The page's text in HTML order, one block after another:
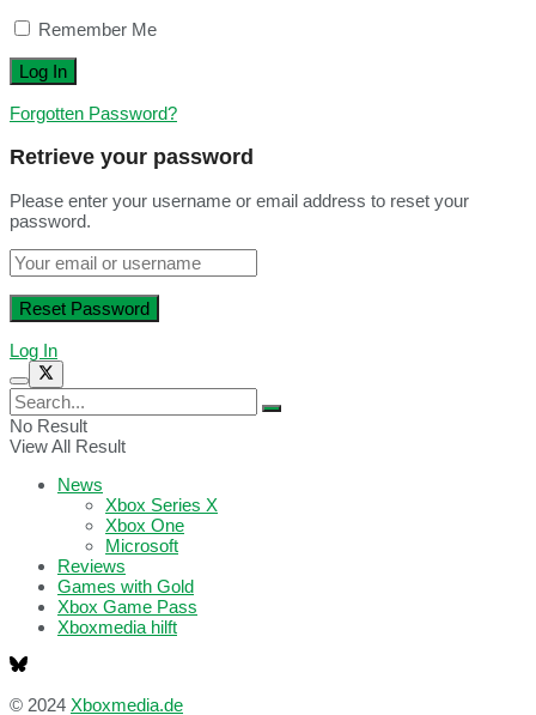
Remember Me
Forgotten Password?
Retrieve your password
Please enter your username or email address to reset your
password.
Log In
No Result
View All Result
News
Xbox Series X
Xbox One
Microsoft
Reviews
Games with Gold
Xbox Game Pass
Xboxmedia hilft
© 2024 Xboxmedia.de